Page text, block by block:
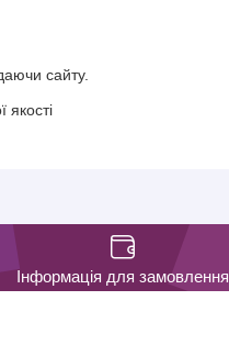
сайту.
Інформація для замовлення